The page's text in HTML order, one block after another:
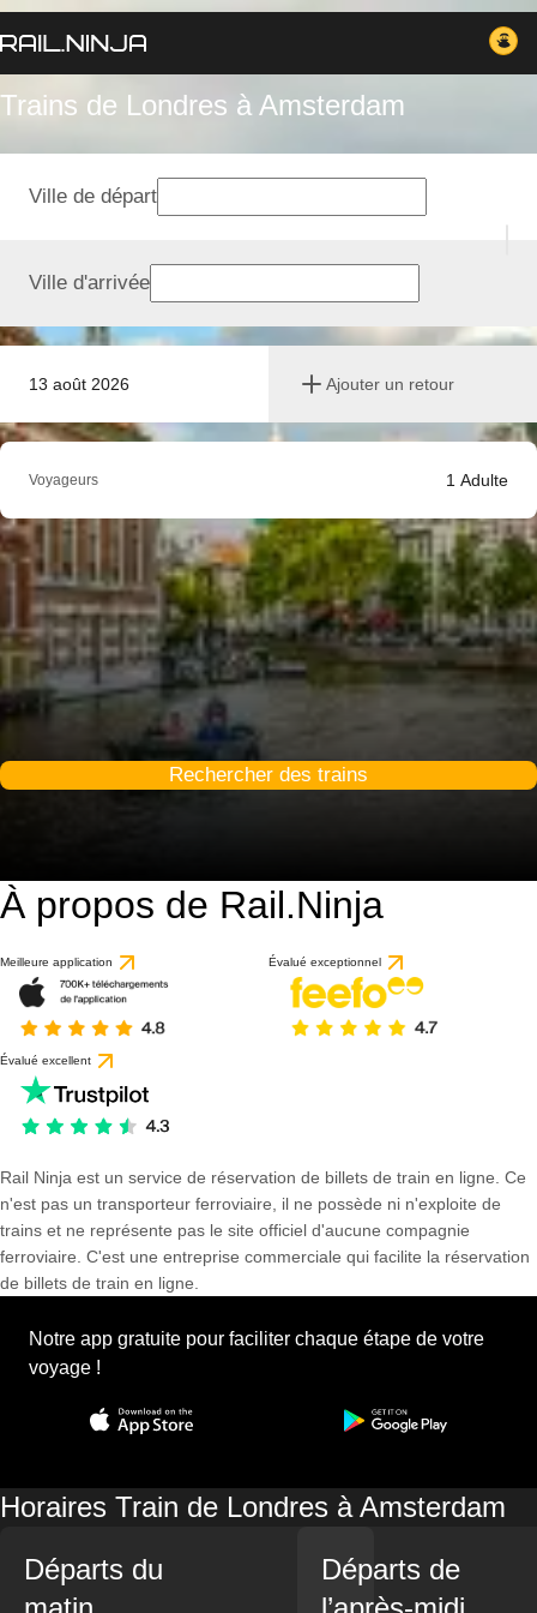
Trains de Londres à Amsterdam
13 août 2026 Ajouter un retour
Ville de départ
Ville d'arrivée
Voyageurs 1 Adulte
Rechercher des trains
À propos de Rail.Ninja
Meilleure application Évalué exceptionnel
Évalué excellent
Rail Ninja est un service de réservation de billets de train en ligne. Ce
n'est pas un transporteur ferroviaire, il ne possède ni n'exploite de
trains et ne représente pas le site officiel d'aucune compagnie
ferroviaire. C'est une entreprise commerciale qui facilite la réservation
de billets de train en ligne.
Notre app gratuite pour faciliter chaque étape de votre
voyage !
Horaires Train de Londres à Amsterdam
Départs du
Départs de
9.1 / 10
basé sur 68 avis